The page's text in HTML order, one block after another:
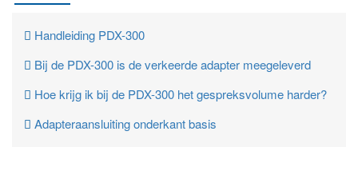
Handleiding PDX-300
Bij de PDX-300 is de verkeerde adapter meegeleverd
Hoe krijg ik bij de PDX-300 het gespreksvolume harder?
Adapteraansluiting onderkant basis